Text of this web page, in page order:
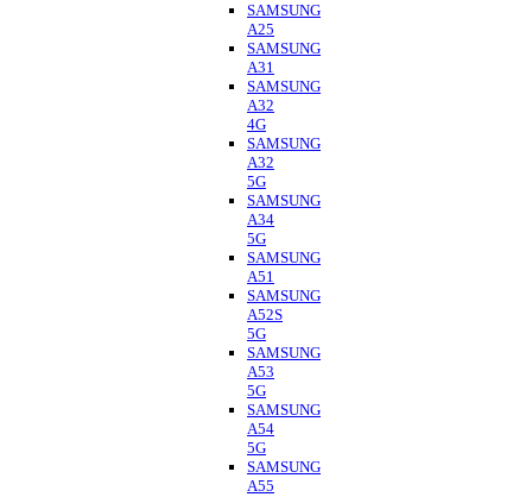
SAMSUNG
A25
SAMSUNG
A31
SAMSUNG
A32
4G
SAMSUNG
A32
5G
SAMSUNG
A34
5G
SAMSUNG
A51
SAMSUNG
A52S
5G
SAMSUNG
A53
5G
SAMSUNG
A54
5G
SAMSUNG
A55